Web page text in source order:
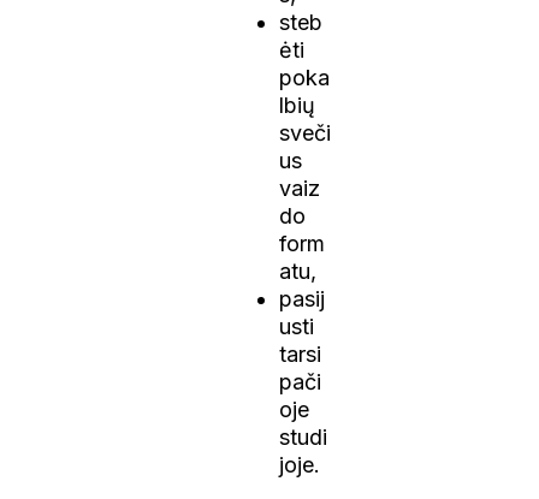
steb
ėti
poka
lbių
sveči
us
vaiz
do
form
atu,
pasij
usti
tarsi
pači
oje
studi
joje.